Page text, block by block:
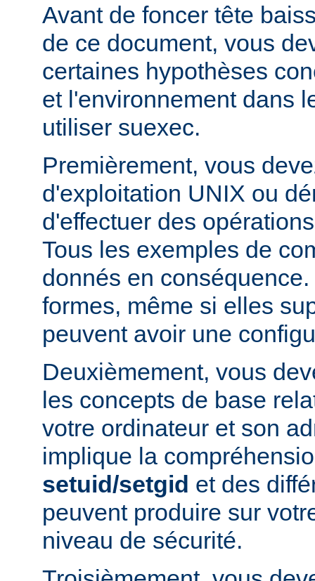
Avant de foncer tête
de ce document, vous
certaines hypothèses
et l'environnement dans
utiliser suexec.
Premièrement, vous
d'exploitation UNIX ou
d'effectuer des
Tous les exemples de
donnés en
formes, même si elles
peuvent avoir une
Deuxièmement, vous
les concepts de base
votre ordinateur et son
implique la
setuid/setgid et des
peuvent produire sur
niveau de sécurité.